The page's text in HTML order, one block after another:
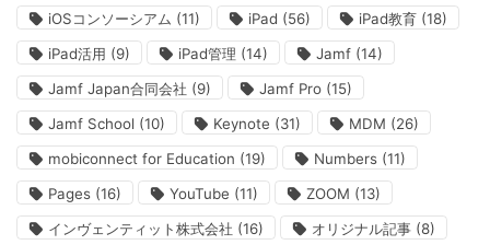
iOSコンソーシアム (11) iPad (56) iPad教育 (18)
iPad活用 (9) iPad管理 (14) Jamf (14)
Jamf Japan合同会社 (9) Jamf Pro (15)
Jamf School (10) Keynote (31) MDM (26)
mobiconnect for Education (19) Numbers (11)
Pages (16) YouTube (11) ZOOM (13)
インヴェンティット株式会社 (16) オリジナル記事 (8)